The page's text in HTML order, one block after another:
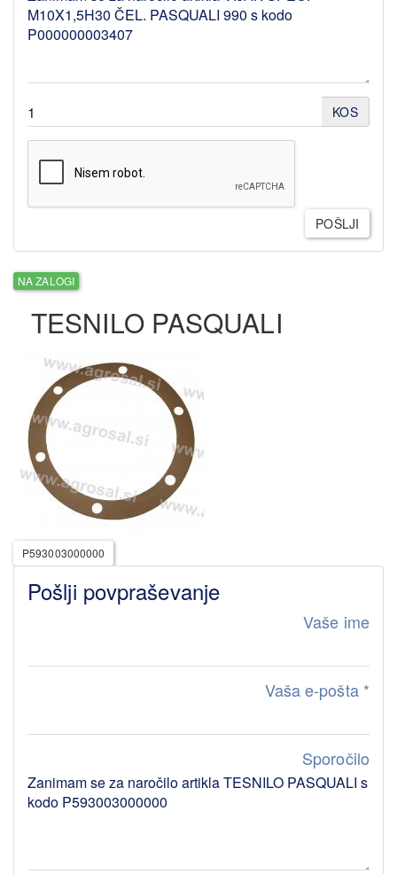
KOS
POŠLJI
NA ZALOGI
TESNILO PASQUALI
P593003000000
Pošlji povpraševanje
Vaše ime
Vaša e-pošta *
Sporočilo